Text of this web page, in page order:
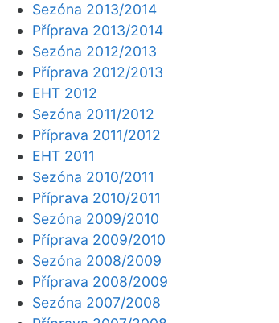
Sezóna 2013/2014
Příprava 2013/2014
Sezóna 2012/2013
Příprava 2012/2013
EHT 2012
Sezóna 2011/2012
Příprava 2011/2012
EHT 2011
Sezóna 2010/2011
Příprava 2010/2011
Sezóna 2009/2010
Příprava 2009/2010
Sezóna 2008/2009
Příprava 2008/2009
Sezóna 2007/2008